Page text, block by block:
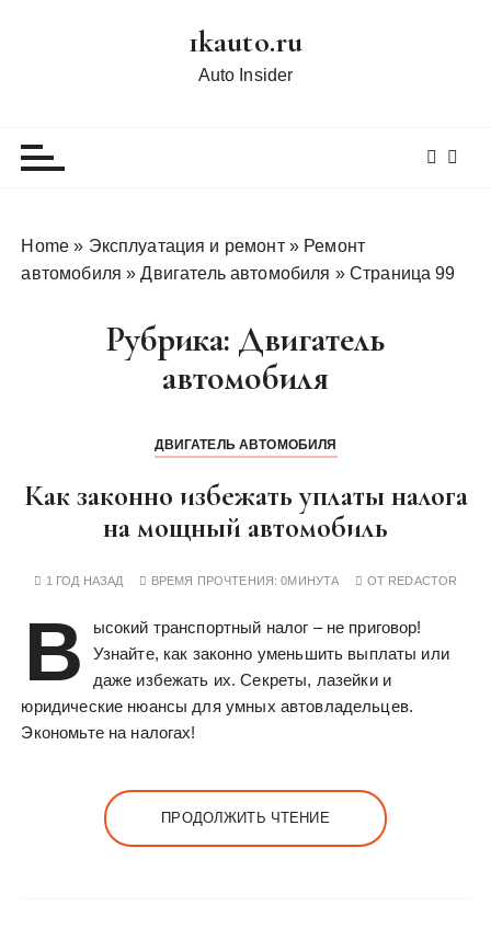
1kauto.ru
Auto Insider
Home » Эксплуатация и ремонт» Ремонт
автомобиля »Двигатель автомобиля » Страница 99
Рубрика: Двигатель
автомобиля
ДВИГАТЕЛЬ АВТОМОБИЛЯ
Как законно избежать уплаты налога
на мощный автомобиль
1 ГОД НАЗАД ВРЕМЯ ПРОЧТЕНИЯ:0МИНУТА ОТ REDACTOR
В
ысокий транспортный налог – не приговор!
Узнайте, как законно уменьшить выплаты или
даже избежать их. Секреты, лазейки и
юридические нюансы для умных автовладельцев.
Экономьте на налогах!
ПРОДОЛЖИТЬ ЧТЕНИЕ